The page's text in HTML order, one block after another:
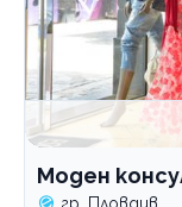
Моден